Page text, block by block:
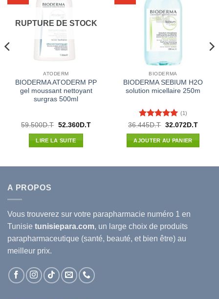
RUPTURE DE STOCK
ATODERM
BIODERMA ATODERM PP
gel moussant nettoyant
surgras 500ml
59.500D.T Le
initial
était :
52.360D.TLe
LIRE LA SUITE
BIODERMA
BIODERMA SEBIUM H2O
solution micellaire 250m
Note5 sur
5
(1)
36.445D.T Le
initial
était :
32.072D.TLe
AJOUTER AU PANIER
A PROPOS
Vous trouverez sur votre parapharmacie numéro 1 en
Tunisie tunisiepara.com, un large choix de produits
parapharmaceutique (santé, beauté, et bien être) au
meilleur prix.